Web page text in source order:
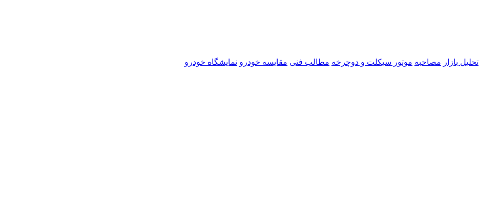
تحلیل بازار مصاحبه موتور سیکلت و دوچرخه مطالب فنی مقایسه خودرو نمایشگاه خودرو